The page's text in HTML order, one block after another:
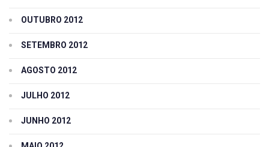
OUTUBRO 2012
SETEMBRO 2012
AGOSTO 2012
JULHO 2012
JUNHO 2012